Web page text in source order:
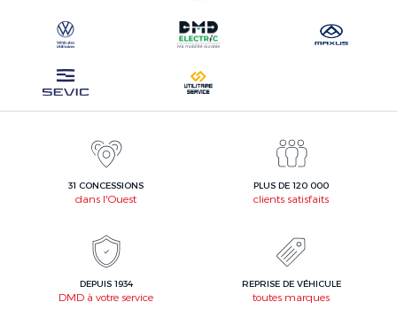
31 CONCESSIONS
dans l'Ouest
PLUS DE 120 000
clients satisfaits
DEPUIS 1934
DMD à votre service
REPRISE DE VÉHICULE
toutes marques